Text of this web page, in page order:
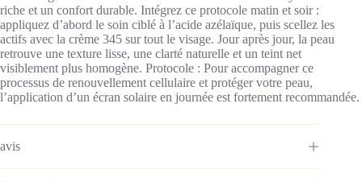
riche et un confort durable. Intégrez ce protocole matin et soir :
appliquez d’abord le soin ciblé à l’acide azélaïque, puis scellez les
actifs avec la crème 345 sur tout le visage. Jour après jour, la peau
retrouve une texture lisse, une clarté naturelle et un teint net
visiblement plus homogène. Protocole : Pour accompagner ce
processus de renouvellement cellulaire et protéger votre peau,
l’application d’un écran solaire en journée est fortement recommandée.
avis